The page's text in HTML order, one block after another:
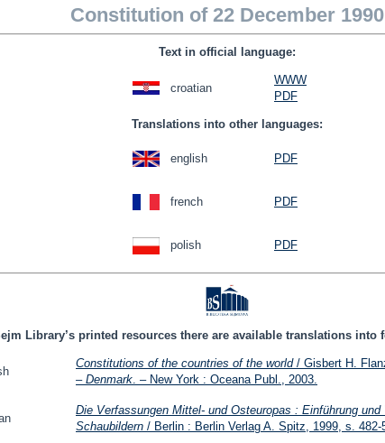
Constitution of 22 December 1990
Text in official language:
croatian
WWW
PDF
Translations into other languages:
english PDF
french PDF
polish PDF
Library’s printed resources there are available translations into
Constitutions of the countries of the world/ Gisbert H.
– Denmark . – New York : Oceana Publ., 2003.
Die Verfassungen Mittel- und Osteuropas : Einführung
Schaubildern / Berlin : Berlin Verlag A. Spitz, 1999, s. 482-